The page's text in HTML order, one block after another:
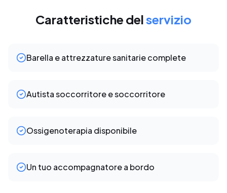
Caratteristiche delservizio
Barella e attrezzature sanitarie complete
Autista soccorritore e soccorritore
Ossigenoterapia disponibile
Un tuo accompagnatore a bordo